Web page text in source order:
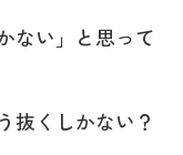
ない」と思って
抜くしかない？